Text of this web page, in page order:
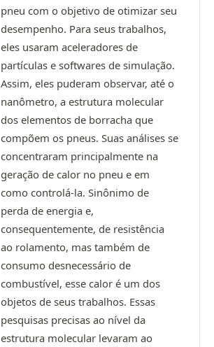
pneu com o objetivo de otimizar seu
desempenho. Para seus trabalhos,
eles usaram aceleradores de
partículas e softwares de simulação.
Assim, eles puderam observar, até o
nanômetro, a estrutura molecular
dos elementos de borracha que
compõem os pneus. Suas análises se
concentraram principalmente na
geração de calor no pneu e em
como controlá-la. Sinônimo de
perda de energia e,
consequentemente, de resistência
ao rolamento, mas também de
consumo desnecessário de
combustível, esse calor é um dos
objetos de seus trabalhos. Essas
pesquisas precisas ao nível da
estrutura molecular levaram ao